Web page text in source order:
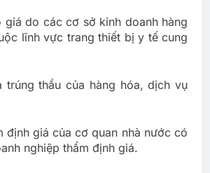
giá do các cơ sở kinh doanh hàng
lĩnh vực trang thiết bị y tế cung
trúng thầu của hàng hóa, dịch vụ
định giá của cơ quan nhà nước có
nghiệp thẩm định giá.